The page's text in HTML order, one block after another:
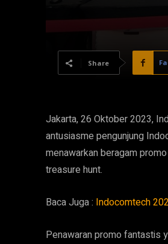
Share
Jakarta, 26 Oktober 2023,
antusiasme pengunjung
menawarkan beragam
treasure hunt.
Baca Juga : Indocomtech
Penawaran promo fantastis